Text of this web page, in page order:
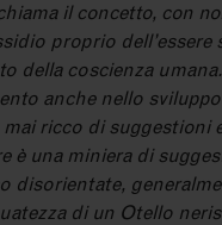
il concetto, con
proprio
della coscienza
anche nello
ricco di
è una miniera di
di un Otello